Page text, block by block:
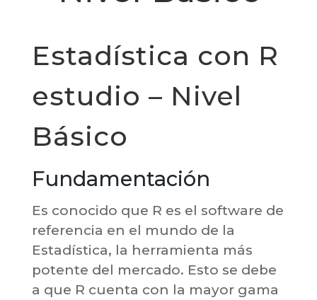
Estadística con R
estudio – Nivel
Básico
Fundamentación
Es conocido que R es el software de
referencia en el mundo de la
Estadística, la herramienta más
potente del mercado. Esto se debe
a que R cuenta con la mayor gama